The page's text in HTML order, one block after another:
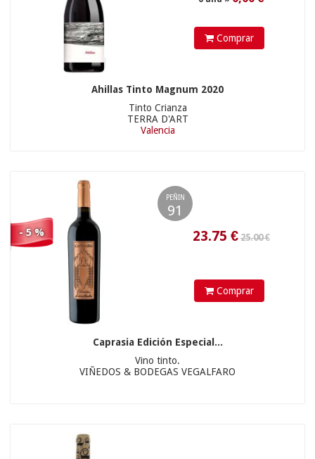
Comprar
Ahillas Tinto Magnum 2020
Tinto Crianza
TERRA D'ART
Valencia
- 5 %
PEÑIN
91
Comprar
Caprasia Edición Especial...
Vino tinto.
VIÑEDOS & BODEGAS VEGALFARO
9.98€